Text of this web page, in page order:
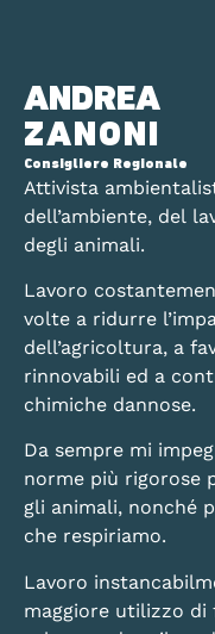
ANDREA
ZANONI
Consigliere Regionale
Attivista
dell’ambiente, del
degli animali.
Lavoro
volte a ridurre
dell’agricoltura, a
rinnovabili ed a
chimiche dannose.
Da sempre mi
norme più rigorose
gli animali, nonché
che respiriamo.
Lavoro
maggiore utilizzo